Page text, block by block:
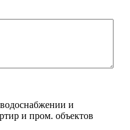
и
и пром. объектов